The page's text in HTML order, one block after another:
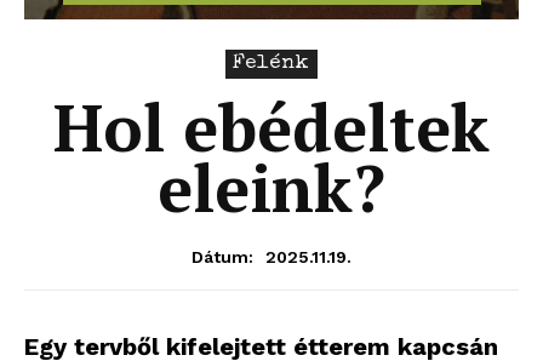
Felénk
Hol ebédeltek
eleink?
Dátum: 2025.11.19.
Egy tervből kifelejtett étterem kapcsán